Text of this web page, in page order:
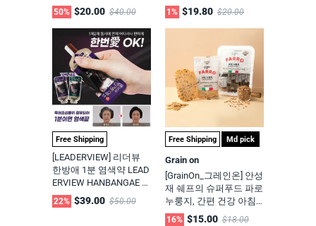
+USB충전기 포함 Portab
le Mini Fan 2 Pack (Rand
om Color)|주문당일출고
50% $20.00 $40.00
해 저자극 제거제 33.3 E
asy Quick Stain Remove
r [무료배송+CP-1트리트
머트 25ml 증정]
1% $19.80 $20.00
Free Shipping
[LEADERVIEW] 리더뷰
한방애 1분 염색약 LEAD
ERVIEW HANBANGAE 1
MIN HAIR COLOR DYE ,
10Pack (자연갈색 5호,
22% $39.00 $50.00
Free Shipping Md pick
Grain on
[GrainOn_그레인온] 안성
재 쉐프의 슈퍼푸드 파로
누룽지, 간편 건강 아침
식 33g x 10회분(10인분)
16% $15.00 $18.00